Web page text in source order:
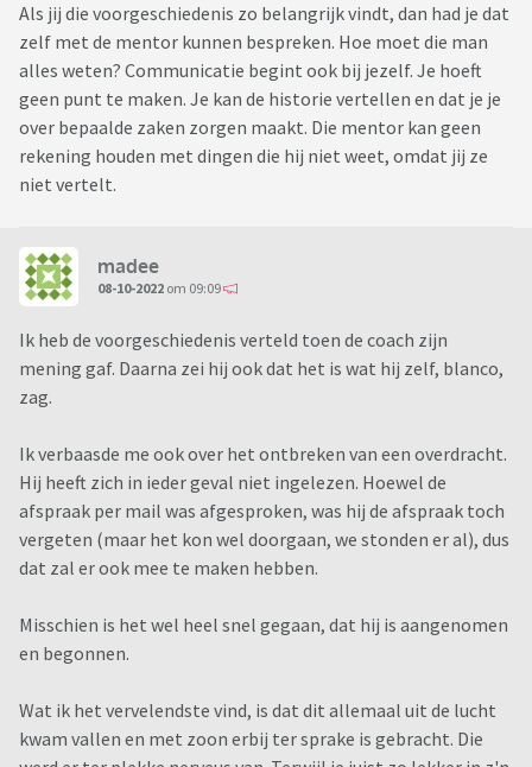
Als jij die voorgeschiedenis zo belangrijk vindt, dan had je dat
zelf met de mentor kunnen bespreken. Hoe moet die man
alles weten? Communicatie begint ook bij jezelf. Je hoeft
geen punt te maken. Je kan de historie vertellen en dat je je
over bepaalde zaken zorgen maakt. Die mentor kan geen
rekening houden met dingen die hij niet weet, omdat jij ze
niet vertelt.
madee
08-10-2022 om 09:09
Ik heb de voorgeschiedenis verteld toen de coach zijn
mening gaf. Daarna zei hij ook dat het is wat hij zelf, blanco,
zag.
Ik verbaasde me ook over het ontbreken van een overdracht.
Hij heeft zich in ieder geval niet ingelezen. Hoewel de
afspraak per mail was afgesproken, was hij de afspraak toch
vergeten (maar het kon wel doorgaan, we stonden er al), dus
dat zal er ook mee te maken hebben.
Misschien is het wel heel snel gegaan, dat hij is aangenomen
en begonnen.
Wat ik het vervelendste vind, is dat dit allemaal uit de lucht
kwam vallen en met zoon erbij ter sprake is gebracht. Die